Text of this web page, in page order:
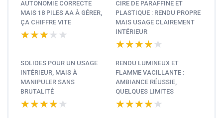
AUTONOMIE CORRECTE
MAIS 18 PILES AA À GÉRER,
ÇA CHIFFRE VITE
★★★★★
★★★★★
CIRE DE PARAFFINE ET
PLASTIQUE : RENDU PROPRE
MAIS USAGE CLAIREMENT
INTÉRIEUR
★★★★★
★★★★★
SOLIDES POUR UN USAGE
INTÉRIEUR, MAIS À
MANIPULER SANS
BRUTALITÉ
★★★★★
★★★★★
RENDU LUMINEUX ET
FLAMME VACILLANTE :
AMBIANCE RÉUSSIE,
QUELQUES LIMITES
★★★★★
★★★★★